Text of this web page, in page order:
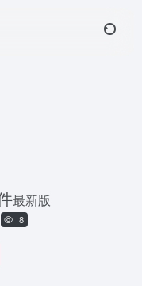
最新版
8